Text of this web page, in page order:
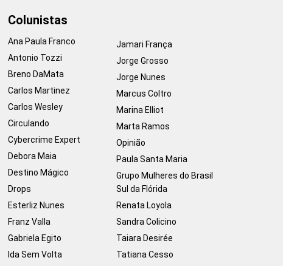
Colunistas
Ana Paula Franco
Antonio Tozzi
Breno DaMata
Carlos Martinez
Carlos Wesley
Circulando
Cybercrime Expert
Debora Maia
Destino Mágico
Drops
Esterliz Nunes
Franz Valla
Gabriela Egito
Ida Sem Volta
Jamari França
Jorge Grosso
Jorge Nunes
Marcus Coltro
Marina Elliot
Marta Ramos
Opinião
Paula Santa Maria
Grupo Mulheres do Brasil
Sul da Flórida
Renata Loyola
Sandra Colicino
Taiara Desirée
Tatiana Cesso